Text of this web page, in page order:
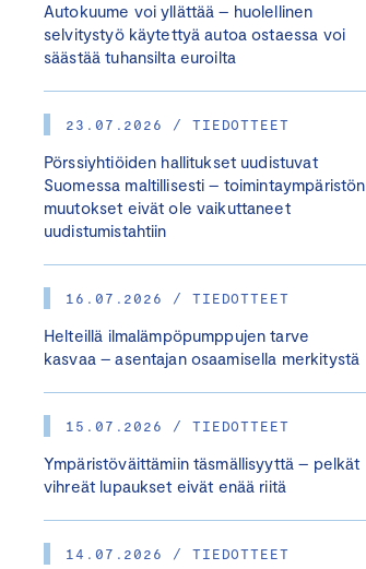
Autokuume voi yllättää – huolellinen
selvitystyö käytettyä autoa ostaessa voi
säästää tuhansilta euroilta
23.07.2026 / TIEDOTTEET
Pörssiyhtiöiden hallitukset uudistuvat
Suomessa maltillisesti – toimintaympäristön
muutokset eivät ole vaikuttaneet
uudistumistahtiin
16.07.2026 / TIEDOTTEET
Helteillä ilmalämpöpumppujen tarve
kasvaa – asentajan osaamisella merkitystä
15.07.2026 / TIEDOTTEET
Ympäristöväittämiin täsmällisyyttä – pelkät
vihreät lupaukset eivät enää riitä
14.07.2026 / TIEDOTTEET